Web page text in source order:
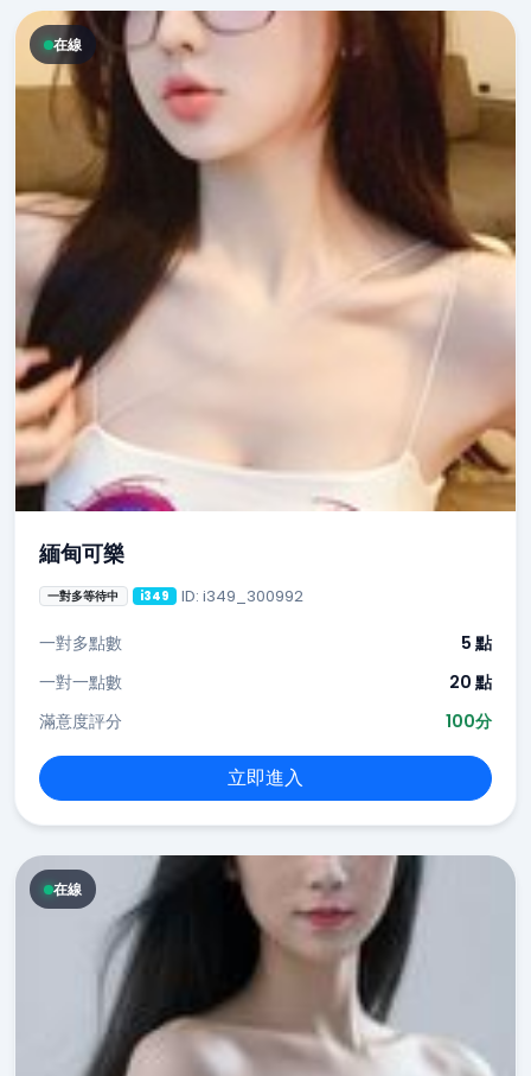
在線
緬甸可樂
一對多等待中 i349 ID: i349_300992
一對多點數
5 點
一對一點數
20 點
滿意度評分
100分
立即進入
在線